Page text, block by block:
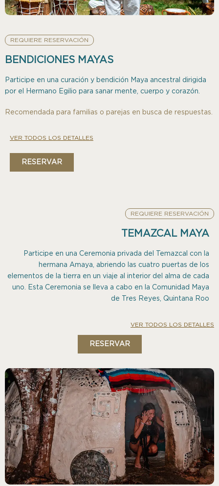
REQUIERE RESERVACIÓN
BENDICIONES MAYAS
Participe en una curación y bendición Maya ancestral dirigida
por el Hermano Egilio para sanar mente, cuerpo y corazón.
Recomendada para familias o parejas en busca de respuestas.
VER TODOS LOS DETALLES
RESERVAR
REQUIERE RESERVACIÓN
TEMAZCAL MAYA
Participe en una Ceremonia privada del Temazcal con la
hermana Amaya, abriendo las cuatro puertas de los
elementos de la tierra en un viaje al interior del alma de cada
uno. Esta Ceremonia se lleva a cabo en la Comunidad Maya
de Tres Reyes, Quintana Roo
VER TODOS LOS DETALLES
RESERVAR